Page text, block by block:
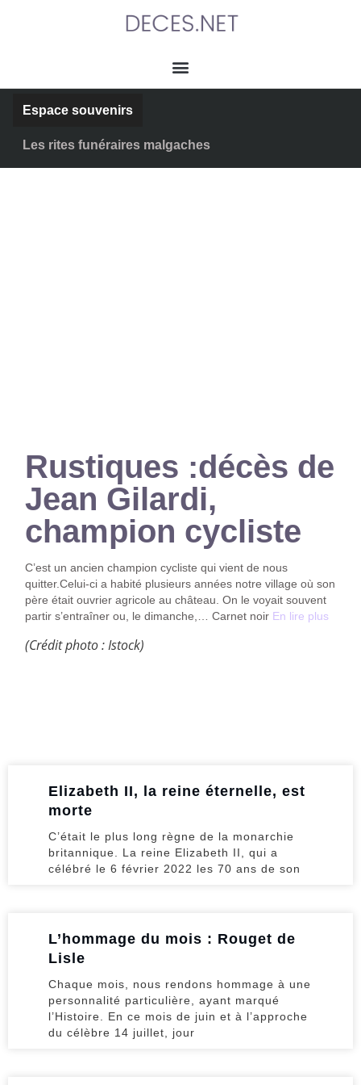
Espace souvenirs
Les rites funéraires malgaches
Rustiques :décès de
Jean Gilardi,
champion cycliste
C’est un ancien champion cycliste qui vient de nous
quitter.Celui-ci a habité plusieurs années notre village où son
père était ouvrier agricole au château. On le voyait souvent
partir s’entraîner ou, le dimanche,… Carnet noir En lire plus
(Crédit photo : Istock)
Elizabeth II, la reine éternelle, est
morte
C’était le plus long règne de la monarchie
britannique. La reine Elizabeth II, qui a
célébré le 6 février 2022 les 70 ans de son
L’hommage du mois : Rouget de
Lisle
Chaque mois, nous rendons hommage à une
personnalité particulière, ayant marqué
l’Histoire. En ce mois de juin et à l’approche
du célèbre 14 juillet, jour